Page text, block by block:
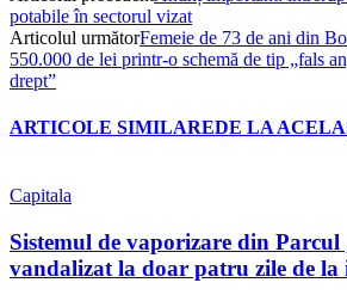
potabile în sectorul vizat
Articolul următorFemeie de 73 de ani din
550.000 de lei printr-o schemă de tip „fals
drept”
ARTICOLE SIMILAREDE LA
Capitala
Sistemul de vaporizare din
vandalizat la doar patru zile de la